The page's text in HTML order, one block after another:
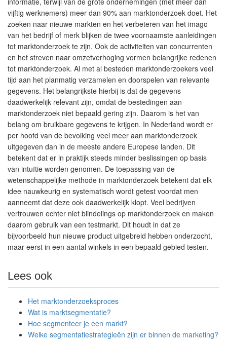
vijftig werknemers) meer dan 90% aan marktonderzoek doet. Het
zoeken naar nieuwe markten en het verbeteren van het imago
van het bedrijf of merk blijken de twee voornaamste aanleidingen
tot marktonderzoek te zijn. Ook de activiteiten van concurrenten
en het streven naar omzetverhoging vormen belangrijke redenen
tot marktonderzoek. Al met al besteden marktonderzoekers veel
tijd aan het planmatig verzamelen en doorspelen van relevante
gegevens. Het belangrijkste hierbij is dat de gegevens
daadwerkelijk relevant zijn, omdat de bestedingen aan
marktonderzoek niet bepaald gering zijn. Daarom is het van
belang om bruikbare gegevens te krijgen. In Nederland wordt er
per hoofd van de bevolking veel meer aan marktonderzoek
uitgegeven dan in de meeste andere Europese landen. Dit
betekent dat er in praktijk steeds minder beslissingen op basis
van intuïtie worden genomen. De toepassing van de
wetenschappelijke methode in marktonderzoek betekent dat elk
idee nauwkeurig en systematisch wordt getest voordat men
aanneemt dat deze ook daadwerkelijk klopt. Veel bedrijven
vertrouwen echter niet blindelings op marktonderzoek en maken
daarom gebruik van een testmarkt. Dit houdt in dat ze
bijvoorbeeld hun nieuwe product uitgebreid hebben onderzocht,
maar eerst in een aantal winkels in een bepaald gebied testen.
Lees ook
Het marktonderzoeksproces
Wat is marktsegmentatie?
Hoe segmenteer je een markt?
Welke segmentatiestrategieën zijn er binnen de marketing?